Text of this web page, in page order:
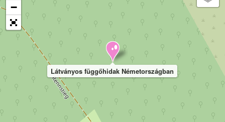
Látványos függőhidak Németországban
−